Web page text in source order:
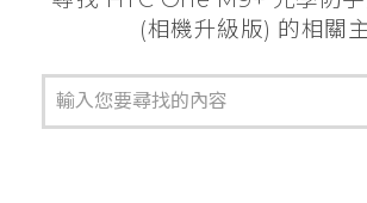
(相機升級版) 的相關